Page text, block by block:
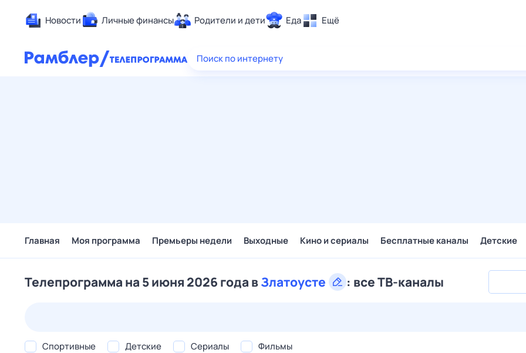
Новости Личные финансы Родители и дети Еда Ещё
Здоровье
Поиск по интернету
Главная Моя программа Премьеры недели Выходные Кино и сериалы Бесплатные каналы Детские
Телепрограмма на 5 июня 2026 года вЗлатоусте : все ТВ-каналы
Спортивные Детские Сериалы Фильмы